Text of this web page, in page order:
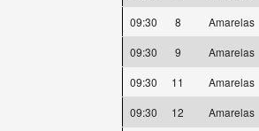
09:30
8 Amarelas
09:30
9 Amarelas
09:30
11 Amarelas
09:30
12 Amarelas